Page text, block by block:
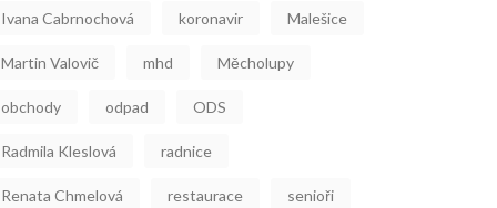
Ivana Cabrnochová koronavir Malešice
Martin Valovič mhd Měcholupy
obchody odpad ODS
Radmila Kleslová radnice
Renata Chmelová restaurace senioři